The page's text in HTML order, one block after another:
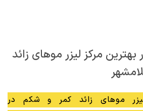
مرکز لیزر موهای زائد
موهای زائد کمر و شکم در